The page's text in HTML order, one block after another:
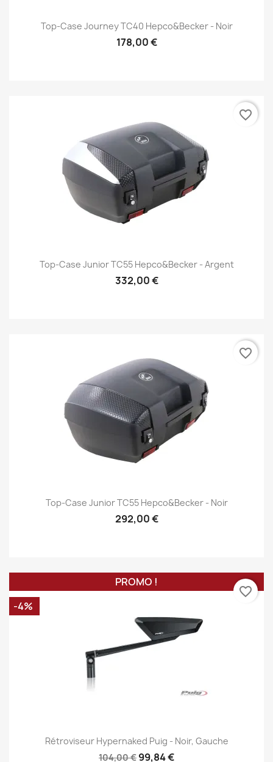
Top-Case Journey TC40 Hepco&Becker - Noir
178,00 €
Top-Case Junior TC55 Hepco&Becker - Argent
332,00 €
favorite_border
Top-Case Junior TC55 Hepco&Becker - Noir
292,00 €
favorite_border
Rétroviseur Hypernaked Puig - Noir, Gauche
104,00 € 99,84 €
PROMO !
-4%
favorite_border